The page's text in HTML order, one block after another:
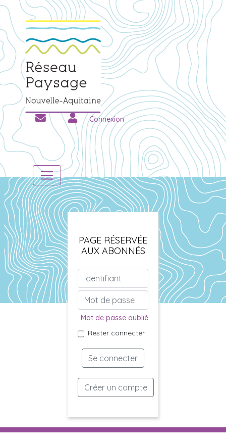
Connexion
PAGE RÉSERVÉE
AUX ABONNÉS
Mot de passe oublié
Rester connecter